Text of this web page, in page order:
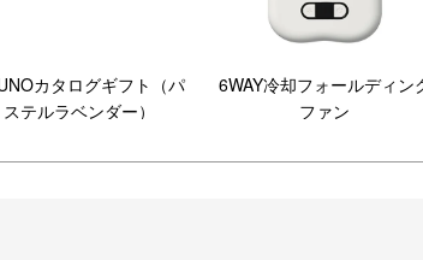
カタログギフト（パ
ステルラベンダー）
6WAY冷却フォールディン
ファン